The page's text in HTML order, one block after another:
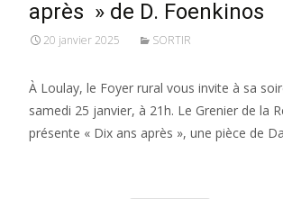
après » de D. Foenkinos
20 janvier 2025 SORTIR
À Loulay, le Foyer rural vous invite à sa
samedi 25 janvier, à 21h. Le Grenier de la
présente « Dix ans après », une pièce de